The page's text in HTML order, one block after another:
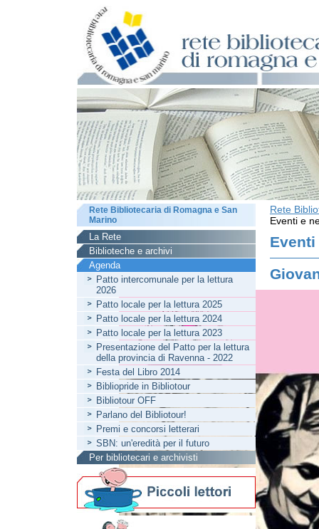
Rete
Eventi e
Eventi
Rete Bibliotecaria di Romagna e San
Marino
La Rete
Biblioteche e archivi
Agenda
Patto intercomunale per la lettura
2026
Patto locale per la lettura 2025
Patto locale per la lettura 2024
Patto locale per la lettura 2023
Presentazione del Patto per la lettura
della provincia di Ravenna - 2022
Festa del Libro 2014
Bibliopride in Bibliotour
Bibliotour OFF
Parlano del Bibliotour!
Premi e concorsi letterari
SBN: un'eredità per il futuro
Per bibliotecari e archivisti